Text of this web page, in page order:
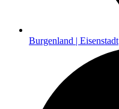
Burgenland | Eisenstadt